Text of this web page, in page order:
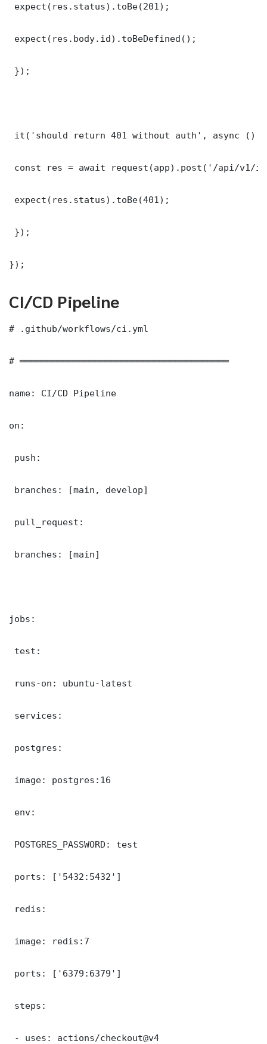
expect(res.status).toBe(201);
expect(res.body.id).toBeDefined();
});
it('should return 401 without auth', async ()
const res = await request(app).post('/api/v1/
expect(res.status).toBe(401);
});
});
CI/CD Pipeline
# .github/workflows/ci.yml
# ═══════════════════════════════════════
name: CI/CD Pipeline
on:
push:
branches: [main, develop]
pull_request:
branches: [main]
jobs:
test:
runs-on: ubuntu-latest
services:
postgres:
image: postgres:16
env:
POSTGRES_PASSWORD: test
ports: ['5432:5432']
redis:
image: redis:7
ports: ['6379:6379']
steps:
- uses: actions/checkout@v4